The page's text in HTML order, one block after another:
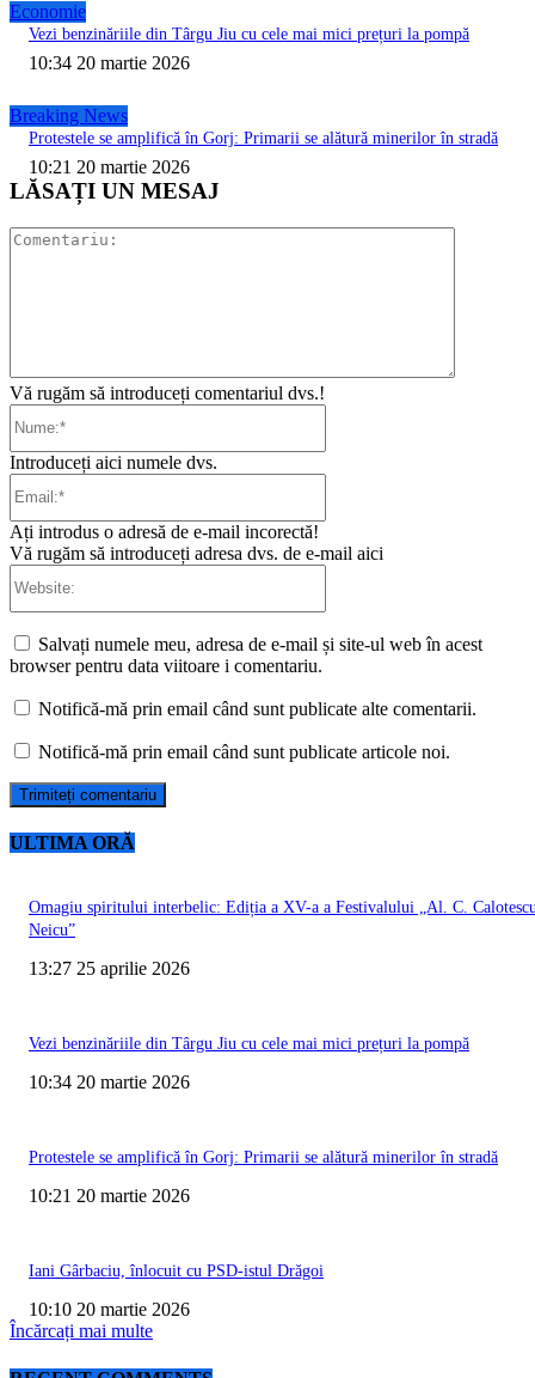
Economie
Vezi benzinăriile din Târgu Jiu cu cele mai mici prețuri la pompă
10:34 20 martie 2026
Breaking News
Protestele se amplifică în Gorj: Primarii se alătură minerilor în stradă
10:21 20 martie 2026
LĂSAȚI UN MESAJ
Vă rugăm să introduceți comentariul dvs.!
Introduceți aici numele dvs.
Ați introdus o adresă de e-mail incorectă!
Vă rugăm să introduceți adresa dvs. de e-mail aici
Salvați numele meu, adresa de e-mail și site-ul web în acest
browser pentru data viitoare i comentariu.
Notifică-mă prin email când sunt publicate alte comentarii.
Notifică-mă prin email când sunt publicate articole noi.
ULTIMA ORĂ
Omagiu spiritului interbelic: Ediția a XV-a a Festivalului „Al. C.
Neicu”
13:27 25 aprilie 2026
Vezi benzinăriile din Târgu Jiu cu cele mai mici prețuri la pompă
10:34 20 martie 2026
Protestele se amplifică în Gorj: Primarii se alătură minerilor în stradă
10:21 20 martie 2026
Iani Gârbaciu, înlocuit cu PSD-istul Drăgoi
10:10 20 martie 2026
Încărcați mai multe